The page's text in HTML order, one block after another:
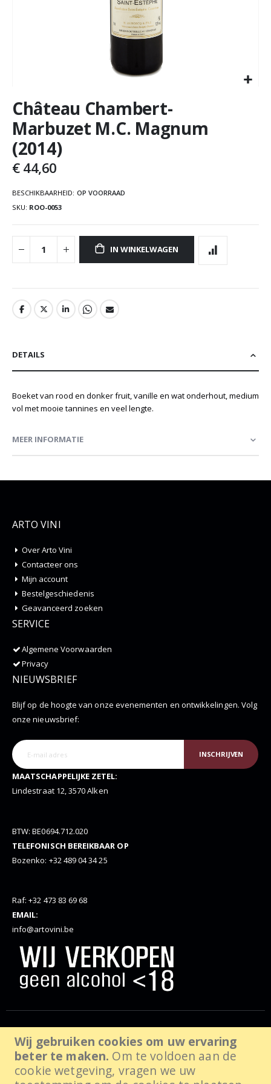
Wij gebruiken cookies om uw ervaring
beter te maken. Om te voldoen aan de
cookie wetgeving, vragen we uw
Château Chambert-
Marbuzet M.C. Magnum
(2014)
€ 44,60
BESCHIKBAARHEID: OP VOORRAAD
SKU ROO-0053
IN WINKELWAGEN
DETAILS
Boeket van rood en donker fruit, vanille en wat onderhout, medium
vol met mooie tannines en veel lengte.
MEER INFORMATIE
ARTO VINI
Over Arto Vini
Contacteer ons
Mijn account
Bestelgeschiedenis
Geavanceerd zoeken
SERVICE
Algemene Voorwaarden
Privacy
NIEUWSBRIEF
Blijf op de hoogte van onze evenementen en ontwikkelingen. Volg
onze nieuwsbrief:
INSCHRIJVEN
MAATSCHAPPELIJKE ZETEL:
Lindestraat 12, 3570 Alken
BTW: BE0694.712.020
TELEFONISCH BEREIKBAAR OP
Bozenko: +32 489 04 34 25
Raf: +32 473 83 69 68
EMAIL:
info@artovini.be
© Artovini. 2025. Alle rechten voorbehouden, website door
wabanda.com